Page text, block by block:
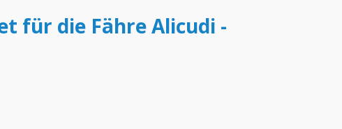
für die Fähre Alicudi -